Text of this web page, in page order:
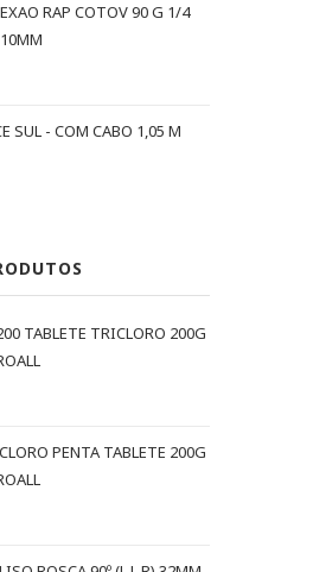
RAP COTOV 90 G 1/4
SUL - COM CABO 1,05 M
TABLETE TRICLORO 200G
PENTA TABLETE 200G